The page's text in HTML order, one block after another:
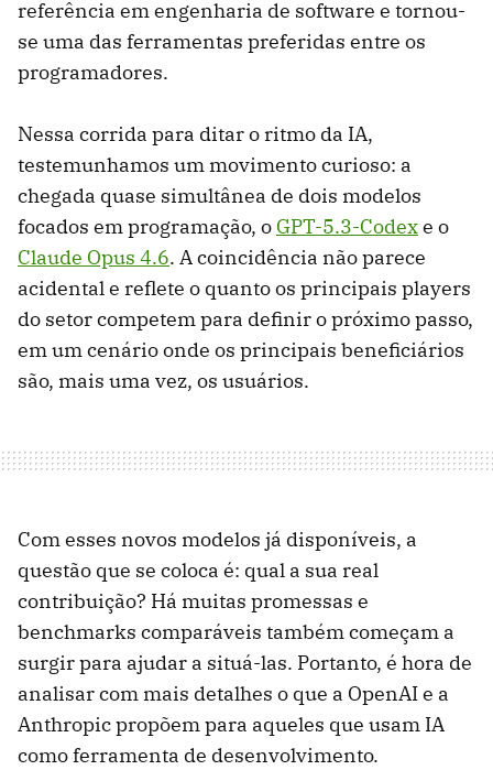
referência em engenharia de software e tornou-
se uma das ferramentas preferidas entre os
programadores.
Nessa corrida para ditar o ritmo da IA,
testemunhamos um movimento curioso: a
chegada quase simultânea de dois modelos
focados em programação, o GPT-5.3-Codexe o
Claude Opus 4.6. A coincidência não parece
acidental e reflete o quanto os principais players
do setor competem para definir o próximo passo,
em um cenário onde os principais beneficiários
são, mais uma vez, os usuários.
Com esses novos modelos já disponíveis, a
questão que se coloca é: qual a sua real
contribuição? Há muitas promessas e
benchmarks comparáveis ​​também começam a
surgir para ajudar a situá-las. Portanto, é hora de
analisar com mais detalhes o que a OpenAI e a
Anthropic propõem para aqueles que usam IA
como ferramenta de desenvolvimento.